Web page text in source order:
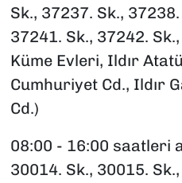
Sk., 37237. Sk.,
37241. Sk., 37242.
Küme Evleri, Ildır
Cumhuriyet Cd., Ildır
Cd.)
08:00 - 16:00 saatleri
30014. Sk., 30015.